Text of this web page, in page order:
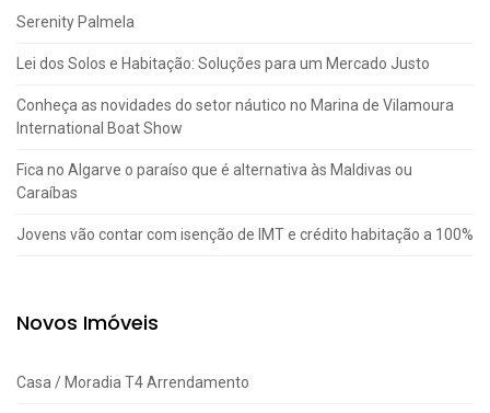
Serenity Palmela
Lei dos Solos e Habitação: Soluções para um Mercado Justo
Conheça as novidades do setor náutico no Marina de Vilamoura
International Boat Show
Fica no Algarve o paraíso que é alternativa às Maldivas ou
Caraíbas
Jovens vão contar com isenção de IMT e crédito habitação a 100%
Novos Imóveis
Casa / Moradia T4 Arrendamento